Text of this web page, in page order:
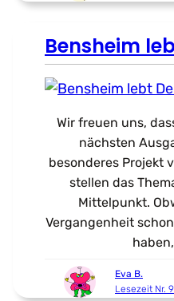
Bensheim
Wir freuen uns,
nächsten
besonderes Projekt
stellen das
Mittelpunkt.
Vergangenheit
Eva B.
Lesezeit Nr.